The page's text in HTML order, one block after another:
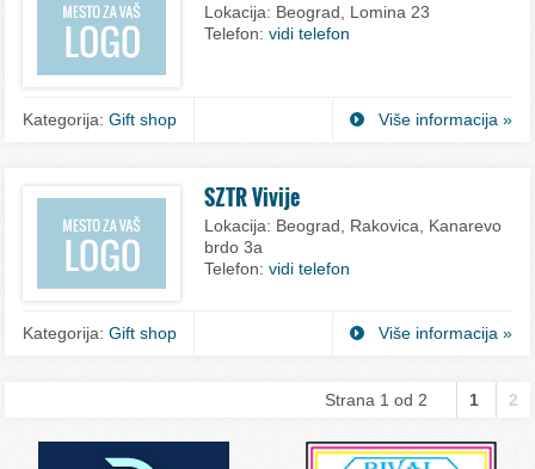
Lokacija: Beograd, Lomina 23
Telefon:vidi telefon
Kategorija:Gift shop Više informacija »
SZTR Vivije
Lokacija: Beograd, Rakovica, Kanarevo
brdo 3a
Telefon:vidi telefon
Kategorija:Gift shop Više informacija »
Strana 1 od 2 1 2